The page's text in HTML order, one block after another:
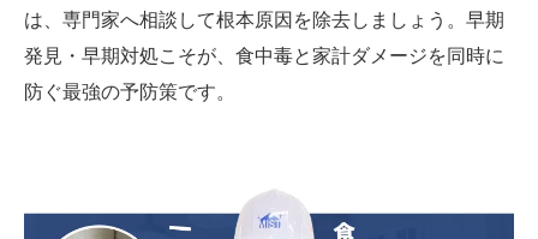
は、専門家へ相談して根本原因を除去しましょう。早期
発見・早期対処こそが、食中毒と家計ダメージを同時に
防ぐ最強の予防策です。